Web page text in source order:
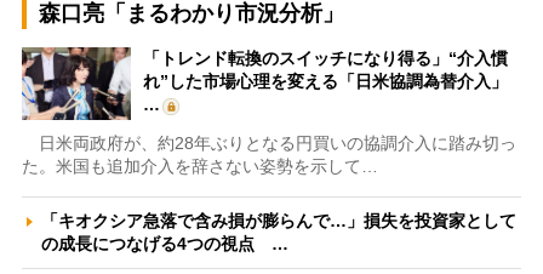
森口亮「まるわかり市況分析」
「トレンド転換のスイッチになり得る」“介入慣
れ”した市場心理を変える「日米協調為替介入」
…
日米両政府が、約28年ぶりとなる円買いの協調介入に踏み切っ
た。米国も追加介入を辞さない姿勢を示して…
「キオクシア急落で含み損が膨らんで…」損失を投資家として
の成長につなげる4つの視点 …